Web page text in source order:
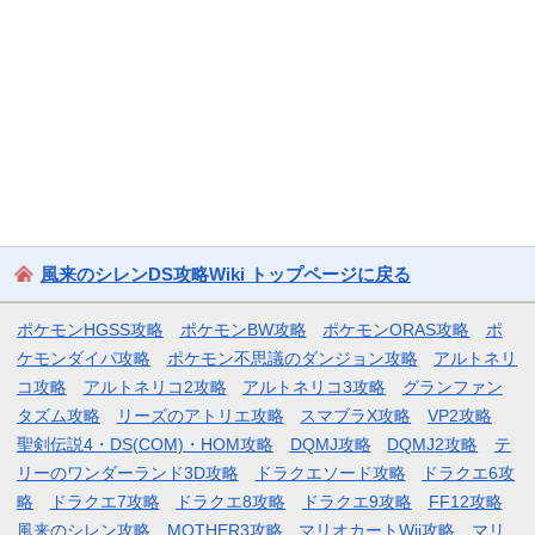
風来のシレンDS攻略Wiki トップページに戻る
ポケモンHGSS攻略 ポケモンBW攻略 ポケモンORAS攻略
ポ
ケモンダイパ攻略
ポケモン不思議のダンジョン攻略
アルトネリ
コ攻略
アルトネリコ2攻略 アルトネリコ3攻略
グランファン
タズム攻略
リーズのアトリエ攻略 スマブラX攻略
VP2攻略
聖剣伝説4・DS(COM)・HOM攻略
DQMJ攻略 DQMJ2攻略
テ
リーのワンダーランド3D攻略
ドラクエソード攻略
ドラクエ6攻
略
ドラクエ7攻略 ドラクエ8攻略 ドラクエ9攻略
FF12攻略
風来のシレン攻略
MOTHER3攻略 マリオカートWii攻略 マリ